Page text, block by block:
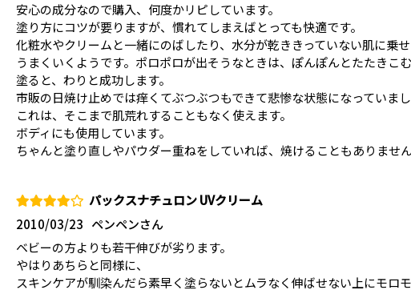
安心の成分なので購入、何度かリピしています。
塗り方にコツが要りますが、慣れてしまえばとっても快適です。
化粧水やクリームと一緒にのばしたり、水分が乾ききっていない肌に乗
うまくいくようです。ポロポロが出そうなときは、ぽんぽんとたたきこ
塗ると、わりと成功します。
市販の日焼け止めでは痒くてぶつぶつもできて悲惨な状態になっていまし
これは、そこまで肌荒れすることもなく使えます。
ボディにも使用しています。
ちゃんと塗り直しやパウダー重ねをしていれば、焼けることもありません
パックスナチュロン UVクリーム
ペンペンさん
2010/03/23
ベビーの方よりも若干伸びが劣ります。
やはりあちらと同様に、
スキンケアが馴染んだら素早く塗らないとムラなく伸ばせない上にモロ